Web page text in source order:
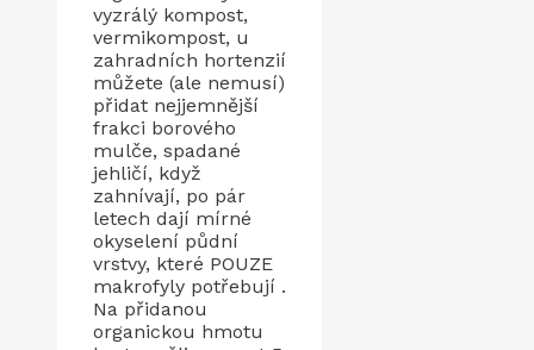
vyzrálý kompost,
vermikompost, u
zahradních hortenzií
můžete (ale nemusí)
přidat nejjemnější
frakci borového
mulče, spadané
jehličí, když
zahnívají, po pár
letech dají mírné
okyselení půdní
vrstvy, které POUZE
makrofyly potřebují .
Na přidanou
organickou hmotu